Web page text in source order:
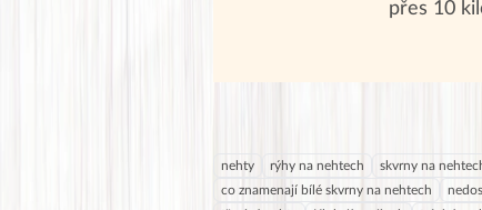
přes 10
nehty rýhy na nehtech skvrny na
co znamenají bílé skvrny na nehtech